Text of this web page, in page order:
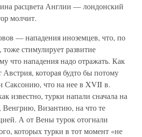
расцвета Англии — лондонский
молчит.
— нападения иноземцев, что, по
стимулирует развитие
что нападения надо отражать. Как
которая будто бы потому
Саксонию, что на нее в XVII в.
известно, турки напали сначала на
Византию, на что те
А от Вены турок отогнали
которых турки в тот момент «не